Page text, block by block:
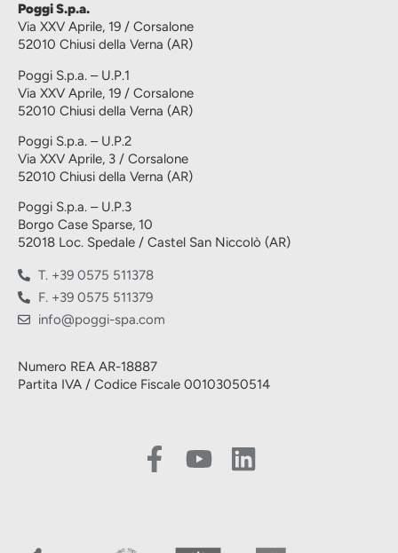
Poggi S.p.a.
Via XXV Aprile, 19 / Corsalone
52010 Chiusi della Verna (AR)
Poggi S.p.a. – U.P.1
Via XXV Aprile, 19 / Corsalone
52010 Chiusi della Verna (AR)
Poggi S.p.a. – U.P.2
Via XXV Aprile, 3 / Corsalone
52010 Chiusi della Verna (AR)
Poggi S.p.a. – U.P.3
Borgo Case Sparse, 10
52018 Loc. Spedale / Castel San Niccolò (AR)
T. +39 0575 511378
F. +39 0575 511379
info@poggi-spa.com
Numero REA AR-18887
Partita IVA / Codice Fiscale 00103050514